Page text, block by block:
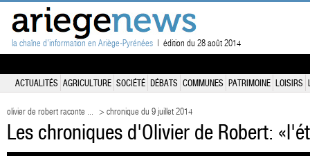
la chaîne d'information en Ariège-Pyrénées | édition du 28 août 2014
ACTUALITÉS AGRICULTURE SOCIÉTÉ DÉBATS COMMUNES PATRIMOINE LOISIRS
olivier de robert raconte ... > chronique du 9 juillet 2014
Les chroniques d'Olivier de Robert: